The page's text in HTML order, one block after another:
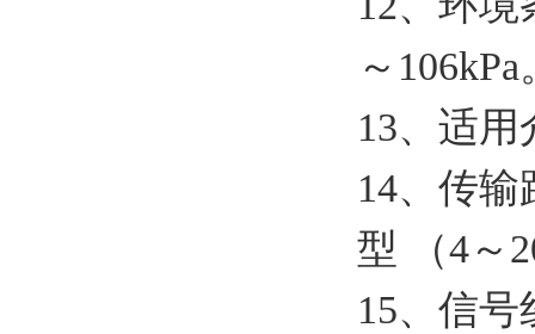
～ 106kPa
13、 适用
14、 传输
型 （4～
15、 信号